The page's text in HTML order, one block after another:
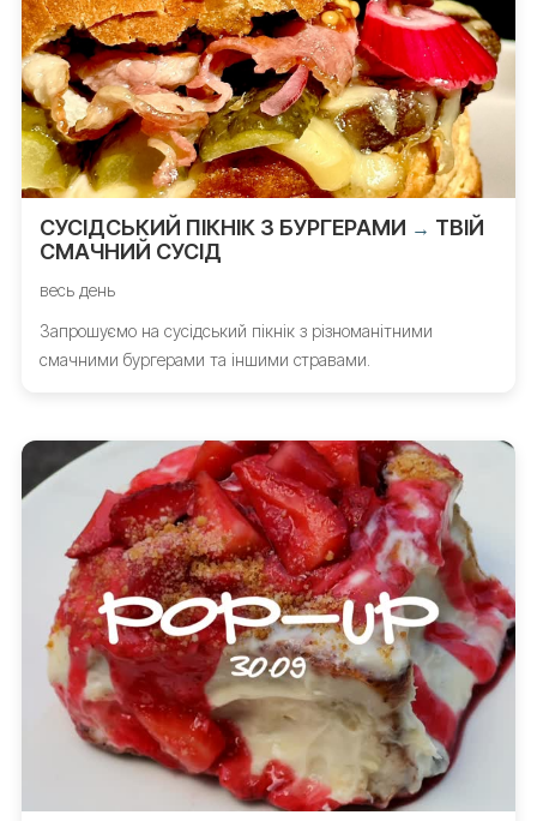
СУСІДСЬКИЙ ПІКНІК З БУРГЕРАМИ → ТВІЙ
СМАЧНИЙ СУСІД
весь день
Запрошуємо на сусідський пікнік з різноманітними
смачними бургерами та іншими стравами.